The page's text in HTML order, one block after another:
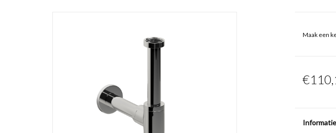
Maak een
Informatie